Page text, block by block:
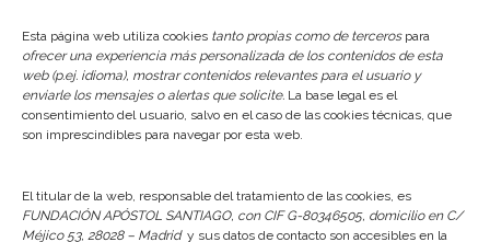
Esta página web utiliza cookies tanto propias como de tercerospara
ofrecer una experiencia más personalizada de los contenidos de esta
web (p.ej. idioma), mostrar contenidos relevantes para el usuario y
enviarle los mensajes o alertas que solicite. La base legal es el
consentimiento del usuario, salvo en el caso de las cookies técnicas, que
son imprescindibles para navegar por esta web.
El titular de la web, responsable del tratamiento de las cookies, es
FUNDACIÓN APÓSTOL SANTIAGO, con CIF G-80346505, domicilio en C/
Méjico 53, 28028 – Madridy sus datos de contacto son accesibles en la
Noticias
Reserva de plaza Escuelas 26/27
24 junio, 2026
Normativa de Reservas del Centro
24 junio, 2026